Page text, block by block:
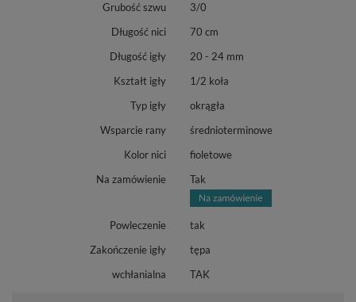
Grubość szwu
3/0
Długość nici
70 cm
Długość igły
20 - 24 mm
Kształt igły
1/2 koła
Typ igły
okrągła
Wsparcie rany
średnioterminowe
Kolor nici
fioletowe
Na zamówienie
Tak
Powleczenie
tak
Zakończenie igły
tępa
wchłanialna
TAK